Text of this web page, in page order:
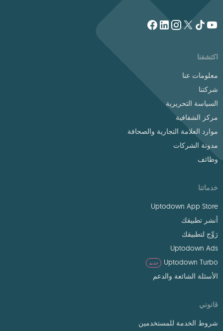
اكتشفنا
معلومات عنا
شركتنا
السياسة التحريرية
مركز الشفافية
موارد العلامة التجارية والصحافة
مدونة الشركات
وظائف
خدماتنا
Uptodown App Store
أنشر تطبيقك
رَوِّج لتطبيقك
Uptodown Ads
Uptodown Turbo
جديد
الأسئلة الشائعة والدعم
قانوني
شروط الخدمة للمستخدمين